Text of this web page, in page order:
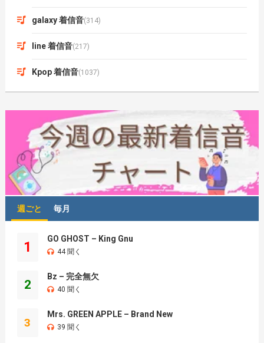
galaxy 着信音(314)
line 着信音(217)
Kpop 着信音(1037)
週ごと 毎月
1
GO GHOST – King Gnu
44 聞く
2
Bz – 完全無欠
40 聞く
3
Mrs. GREEN APPLE – Brand New
39 聞く